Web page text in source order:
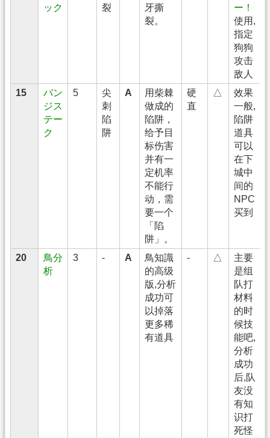
ック
裂
牙撕
裂。
ー！
使用,
指定
狗狗
攻击
敌人
15
バン
ジス
テー
ク
5
尖
刺
陷
阱
A
用柴棘
做成的
陷阱，
给予目
标伤害
并有一
定机率
不能行
动，需
要一个
「陷
阱」。
硬
直
△
效果
一般,
陷阱
道具
可以
在下
城中
间的
NPC
买到
20
鳥分
析
3 - A
鳥知識
的高级
版,分析
成功可
以掉落
更多稀
有道具
- △
主要
是组
队打
材料
的时
候技
能吧,
分析
成功
后,队
友没
有知
识打
死怪